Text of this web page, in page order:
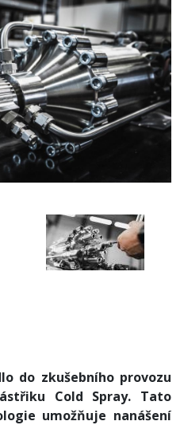
do zkušebního provozu
Cold Spray. Tato
umožňuje nanášení